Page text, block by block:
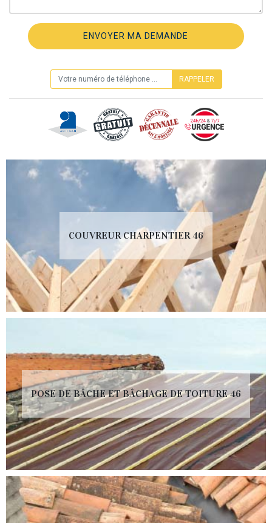
COUVREUR CHARPENTIER 46
POSE DE BÂCHE ET BÂCHAGE DE TOITURE 46